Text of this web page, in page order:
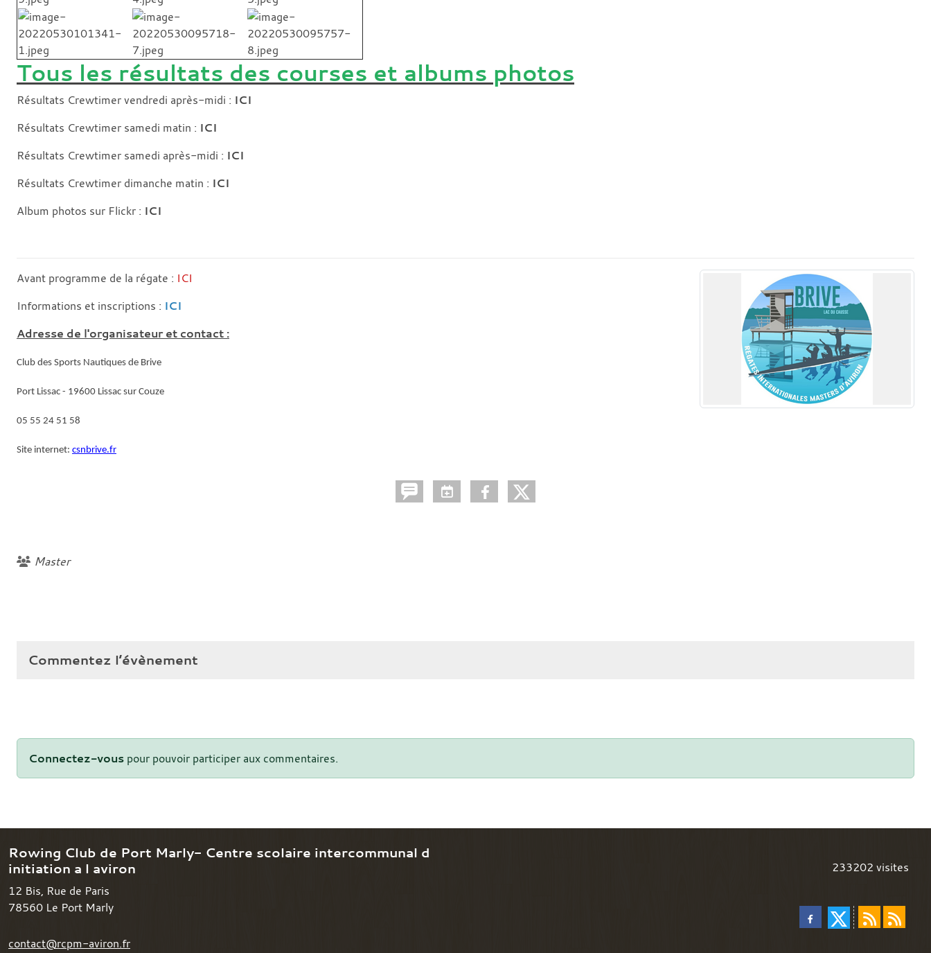
Tous les résultats des courses et albums photos
Résultats Crewtimer vendredi après-midi : ICI
Résultats Crewtimer samedi matin : ICI
Résultats Crewtimer samedi après-midi : ICI
Résultats Crewtimer dimanche matin : ICI
Album photos sur Flickr : ICI
Avant programme de la régate : ICI
Informations et inscriptions : ICI
Adresse de l'organisateur et contact :
Club des Sports Nautiques de Brive
Port Lissac - 19600 Lissac sur Couze
05 55 24 51 58
Site internet: csnbrive.fr
Master
Commentez l’évènement
Connectez-vous pour pouvoir participer aux commentaires.
Rowing Club de Port Marly- Centre scolaire intercommunal d
initiation a l aviron
12 Bis, Rue de Paris
78560 Le Port Marly
contact@rcpm-aviron.fr
233202 visites